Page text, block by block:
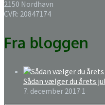
2150 Nordhavn
CVR: 20847174
Fra bloggen
Sådan vælger du årets
7. december 2017 1